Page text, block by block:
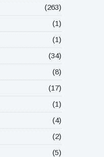
(263)
(1)
(1)
(34)
(8)
(17)
(1)
(4)
(2)
(5)